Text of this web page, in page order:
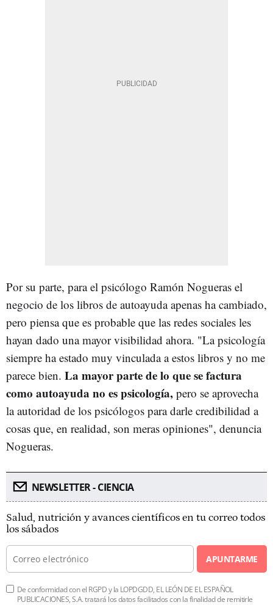
Por su parte, para el psicólogo Ramón Nogueras el
negocio de los libros de autoayuda apenas ha cambiado,
pero piensa que es probable que las redes sociales les
hayan dado una mayor visibilidad ahora. "La psicología
siempre ha estado muy vinculada a estos libros y no me
parece bien. La mayor parte de lo que se factura
como autoayuda no es psicología, pero se aprovecha
la autoridad de los psicólogos para darle credibilidad a
cosas que, en realidad, son meras opiniones", denuncia
Nogueras.
NEWSLETTER - CIENCIA
Salud, nutrición y avances científicos en tu correo todos
los sábados
APUNTARME
De conformidad con el RGPD y la LOPDGDD, EL LEÓN DE EL ESPAÑOL
PUBLICACIONES, S.A. tratará los datos facilitados con la finalidad de remitirle